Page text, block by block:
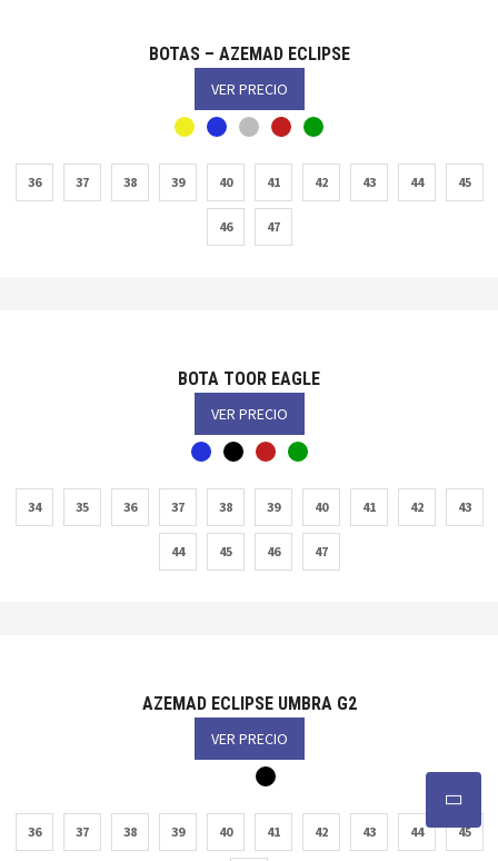
BOTAS – AZEMAD ECLIPSE
VER PRECIO
36 37 38 39 40 41 42 43 44 45
46 47
BOTA TOOR EAGLE
VER PRECIO
34 35 36 37 38 39 40 41 42 43
44 45 46 47
AZEMAD ECLIPSE UMBRA G2
VER PRECIO
36 37 38 39 40 41 42 43 44 45